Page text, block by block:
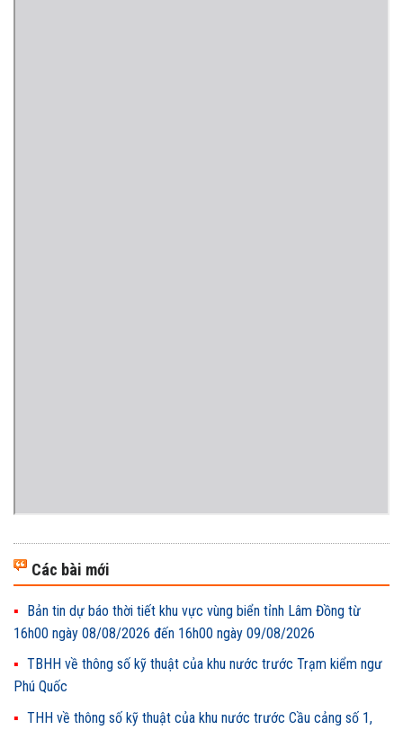
Các bài mới
Bản tin dự báo thời tiết khu vực vùng biển tỉnh Lâm Đồng từ
16h00 ngày 08/08/2026 đến 16h00 ngày 09/08/2026
TBHH về thông số kỹ thuật của khu nước trước Trạm kiểm ngư
Phú Quốc
THH về thông số kỹ thuật của khu nước trước Cầu cảng số 1,